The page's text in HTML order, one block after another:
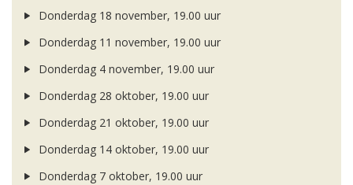
Donderdag 18 november, 19.00 uur
Donderdag 11 november, 19.00 uur
Donderdag 4 november, 19.00 uur
Donderdag 28 oktober, 19.00 uur
Donderdag 21 oktober, 19.00 uur
Donderdag 14 oktober, 19.00 uur
Donderdag 7 oktober, 19.00 uur